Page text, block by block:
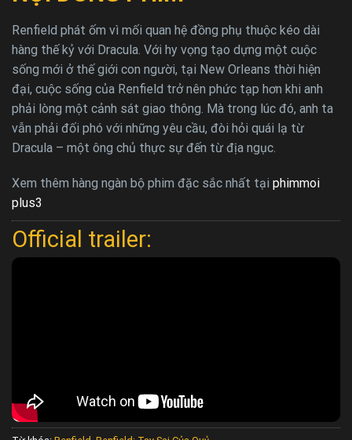
Renfield phát ốm vì mối quan hệ đồng phụ thuộc kéo dài
hàng thế kỷ với Dracula. Với hy vọng tạo dựng một cuộc
sống mới ở thế giới con người, tại New Orleans thời hiện
đại, cuộc sống của Renfield trở nên phức tạp hơn khi anh
phải lòng một cảnh sát giao thông. Mà trong lúc đó, anh ta
vẫn phải đối phó với những yêu cầu, đòi hỏi quái lạ từ
Dracula – một ông chủ thực sự đến từ địa ngục.
Xem thêm hàng ngàn bộ phim đặc sắc nhất tại phimmoi
plus3
Official trailer: